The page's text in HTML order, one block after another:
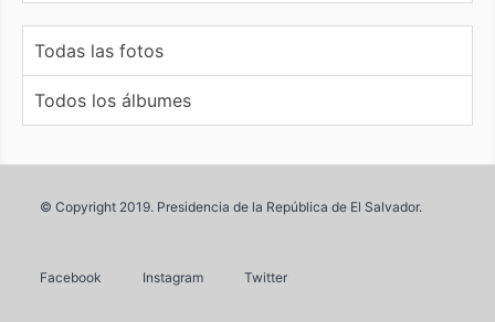
Todas las fotos
Todos los álbumes
© Copyright 2019. Presidencia de la República de El Salvador.
Facebook Instagram Twitter